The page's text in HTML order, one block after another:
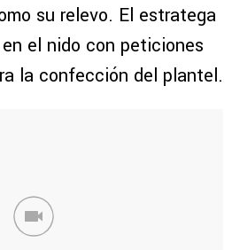
su relevo. El estratega
el nido con peticiones
la confección del plantel.